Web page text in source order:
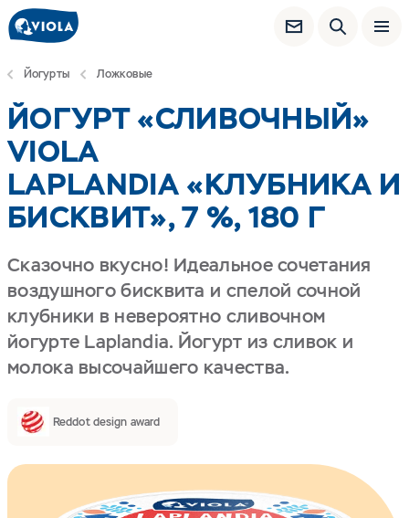
Йогурты Ложковые
ЙОГУРТ «СЛИВОЧНЫЙ»
VIOLA
LAPLANDIA «КЛУБНИКА И
БИСКВИТ», 7 %, 180 Г
Сказочно вкусно! Идеальное сочетания
воздушного бисквита и спелой сочной
клубники в невероятно сливочном
йогурте Laplandia. Йогурт из сливок и
молока высочайшего качества.
Reddot design award